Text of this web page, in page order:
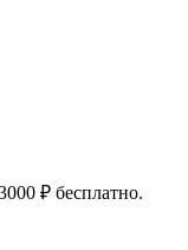
₽ бесплатно.